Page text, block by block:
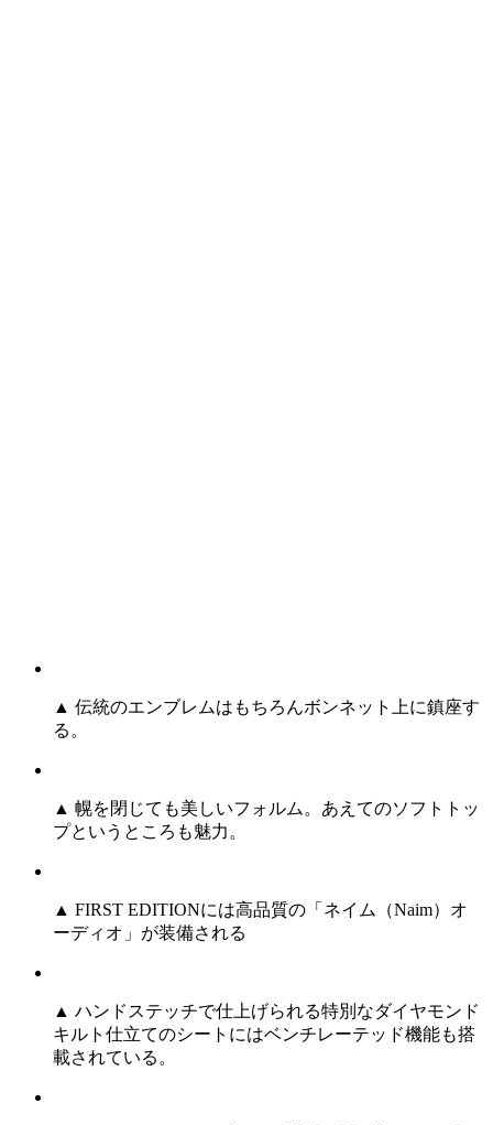
▲ 伝統のエンブレムはもちろんボンネット上に鎮座す
る。
▲ 幌を閉じても美しいフォルム。あえてのソフトトッ
プというところも魅力。
▲ FIRST EDITIONには高品質の「ネイム（Naim）オ
ーディオ」が装備される
▲ ハンドステッチで仕上げられる特別なダイヤモンド
キルト仕立てのシートにはベンチレーテッド機能も搭
載されている。